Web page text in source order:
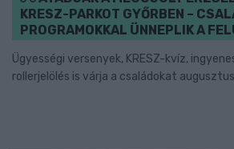
KRESZ-PARKOT GYŐRBEN –
PROGRAMOKKAL ÜNNEPLIK A
Ügyességi versenyek, KRESZ-kvíz,
rollerjelölés is várja a családokat